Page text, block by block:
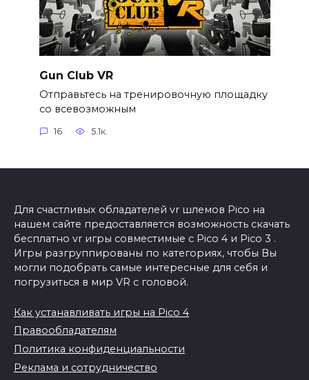
Gun Club VR
Отправьтесь на тренировочную площадку
со всевозможным
16 5.1к.
Для счастливых обладателей vr шлемов Pico на
нашем сайте предоставляется возможность скачать
бесплатно vr игры совместимые с Pico 4 и Pico 3 .
Игры разгруппированы по категориях, чтобы Вы
могли подобрать самые интересные для себя и
погрузиться в мир VR с головой.
Как устанавливать игры на Pico 4
Правообладателям
Политика конфиденциальности
Реклама и сотрудничество